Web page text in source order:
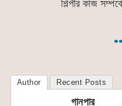
শিল্পীর কাজ
Author Recent Posts
গানপার